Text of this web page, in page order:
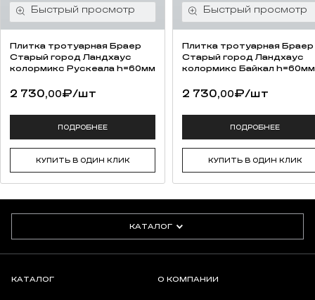
Плитка тротуарная Браер
Старый город Ландхаус
колормикс Рускеала h=60мм
2 730,00₽/шт
ПОДРОБНЕЕ
КУПИТЬ В ОДИН КЛИК
Плитка тротуарная Браер
Старый город Ландхаус
колормикс Байкал h=60мм
2 730,00₽/шт
ПОДРОБНЕЕ
КУПИТЬ В ОДИН КЛИК
КАТАЛОГ
КАТАЛОГ О КОМПАНИИ